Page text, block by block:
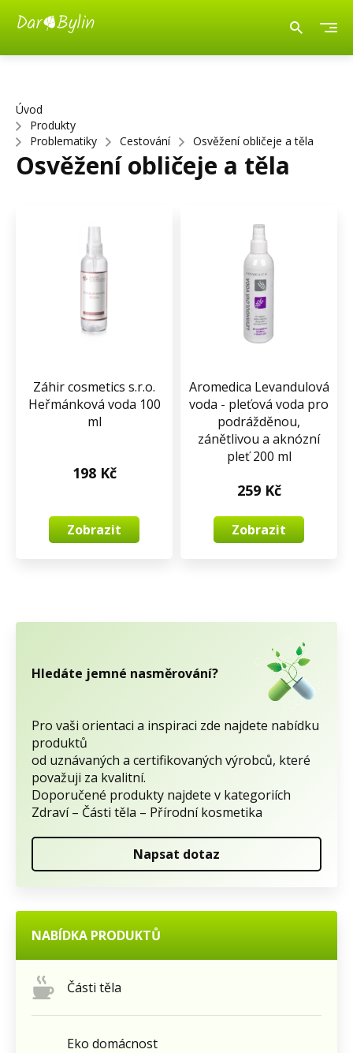
Hledáte jemné nasměrování?
Pro vaši orientaci a inspiraci zde najdete nabídku
produktů
od uznávaných a certifikovaných výrobců, které
považuji za kvalitní.
Doporučené produkty najdete v kategoriích
Zdraví – Části těla – Přírodní kosmetika
Napsat dotaz
NABÍDKA PRODUKTŮ
Části těla
Eko domácnost
Úvod
Produkty
Problematiky
Cestování Osvěžení obličeje a těla
Osvěžení obličeje a těla
Záhir cosmetics s.r.o.
Heřmánková voda 100
ml
198 Kč
Zobrazit
Aromedica Levandulová
voda - pleťová voda pro
podrážděnou,
zánětlivou a aknózní
pleť 200 ml
259 Kč
Zobrazit